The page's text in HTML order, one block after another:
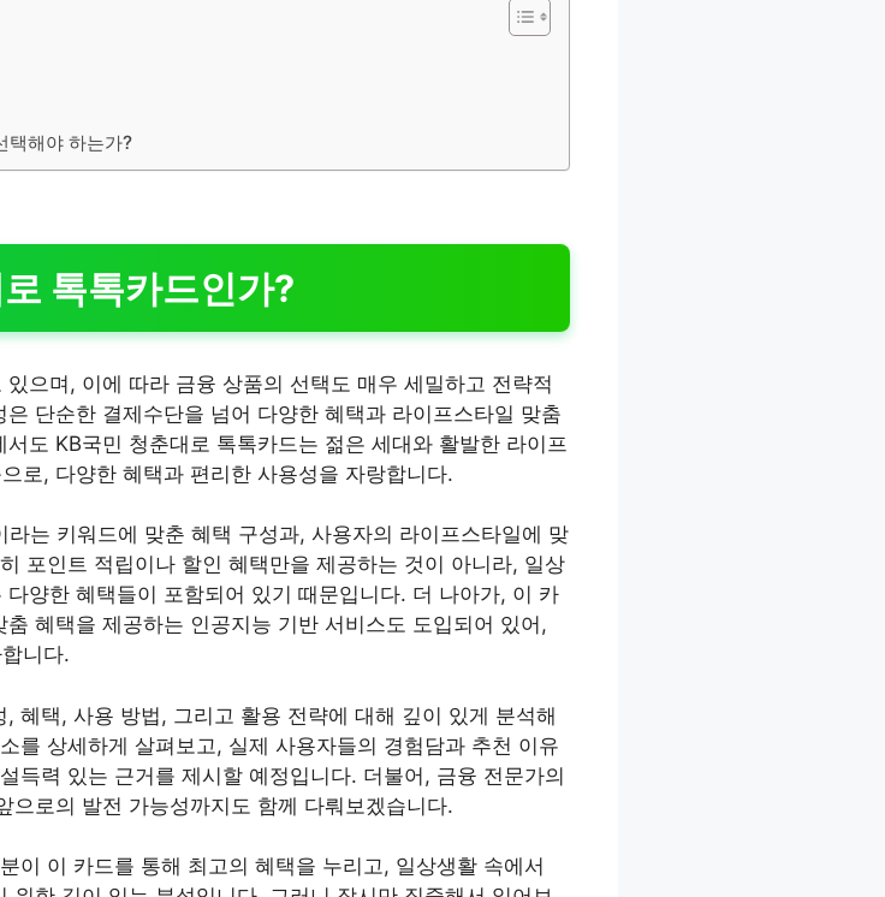
택해야 하는가?
톡톡카드인가?
으며, 이에 따라 금융 상품의 선택도 매우 세밀하고 전략적
단순한 결제수단을 넘어 다양한 혜택과 라이프스타일 맞춤
도 KB국민 청춘대로 톡톡카드는 젊은 세대와 활발한 라이프
로, 다양한 혜택과 편리한 사용성을 자랑합니다.
라는 키워드에 맞춘 혜택 구성과, 사용자의 라이프스타일에 맞
포인트 적립이나 할인 혜택만을 제공하는 것이 아니라, 일상
양한 혜택들이 포함되어 있기 때문입니다. 더 나아가, 이 카
혜택을 제공하는 인공지능 기반 서비스도 도입되어 있어,
니다.
혜택, 사용 방법, 그리고 활용 전략에 대해 깊이 있게 분석해
를 상세하게 살펴보고, 실제 사용자들의 경험담과 추천 이유
득력 있는 근거를 제시할 예정입니다. 더불어, 금융 전문가의
로의 발전 가능성까지도 함께 다뤄보겠습니다.
이 이 카드를 통해 최고의 혜택을 누리고, 일상생활 속에서